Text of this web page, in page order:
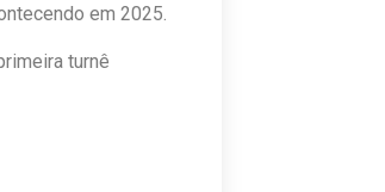
em 2025.
turnê